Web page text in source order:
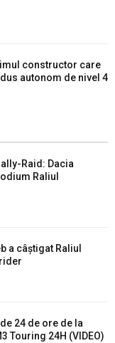
constructor care
autonom de nivel 4
Raid: Dacia
Raliul
a câștigat Raliul
24 de ore de la
Touring 24H (VIDEO)